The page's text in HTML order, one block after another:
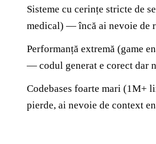
Sisteme cu cerințe stricte de
medical) — încă ai nevoie de
Performanță extremă (game
— codul generat e corect dar
Codebases foarte mari (1M+
pierde, ai nevoie de context